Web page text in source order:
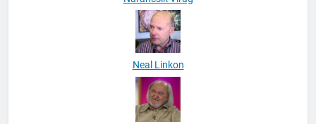
Narancsik Virág
Neal Linkon